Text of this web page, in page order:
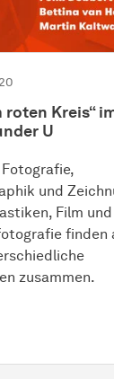
roten Kreis“
U
und
Film und
finden
zusammen.